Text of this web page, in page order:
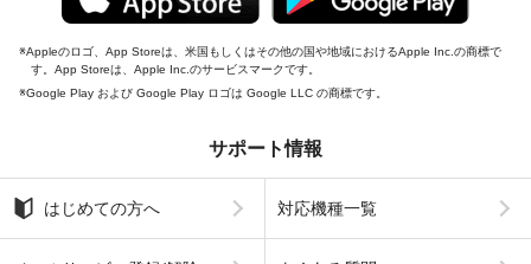
Appleのロゴ、App Storeは、米国もしくはその他の国や地域におけるApple Inc.の商標で
す。App Storeは、Apple Inc.のサービスマークです。
Google Play および Google Play ロゴは Google LLC の商標です。
サポート情報
はじめての方へ 対応機種一覧